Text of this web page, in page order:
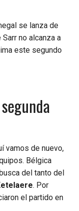
se lanza de
no alcanza a
este segundo
vamos de nuevo,
Bélgica
del tanto del
. Por
el partido en